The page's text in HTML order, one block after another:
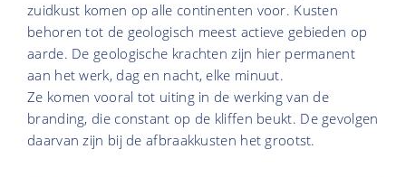
zuidkust komen op alle continenten voor. Kusten
behoren tot de geologisch meest actieve gebieden op
aarde. De geologische krachten zijn hier permanent
aan het werk, dag en nacht, elke minuut.
Ze komen vooral tot uiting in de werking van de
branding, die constant op de kliffen beukt. De gevolgen
daarvan zijn bij de afbraakkusten het grootst.